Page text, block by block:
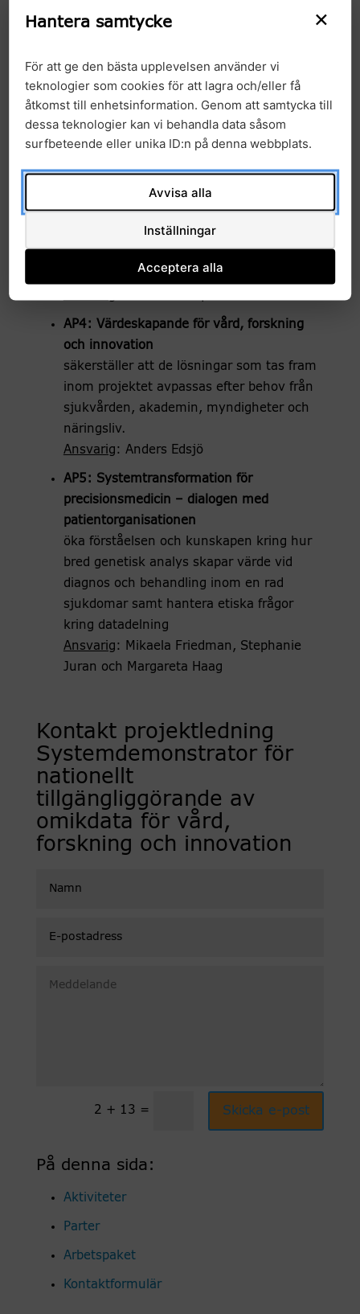
Edsjö, Mirja Carlsson Möller
arkitekturfrågor, tekniska lösningar,
uppskalning av NGP samt lösningar för
molnberäkningar
Ansvarig: Magnus Höckerström och Per
AP3: Applikationer och tjänster inom NGP
utveckla nationella applikationer och
tjänster som möter de behov som
AP4: Värdeskapande för vård, forskning
och innovation
säkerställer att de lösningar som tas fram
inom projektet avpassas efter behov från
sjukvården, akademin, myndigheter och
näringsliv.
Ansvarig : Anders Edsjö
AP5: Systemtransformation för
precisionsmedicin – dialogen med
patientorganisationen
öka förståelsen och kunskapen kring hur
bred genetisk analys skapar värde vid
diagnos och behandling inom en rad
sjukdomar samt hantera etiska frågor
kring datadelning
Ansvarig : Mikaela Friedman, Stephanie
Juran och Margareta Haag
Kontakt projektledning
Systemdemonstrator för
nationellt
tillgängliggörande av
omikdata för vård,
forskning och innovation
postadress
2 + 13 = Skicka e-post
På denna sida:
Aktiviteter
Parter
Arbetspaket
Kontaktformulär
×
Hantera samtycke
För att ge den bästa upplevelsen använder vi
teknologier som cookies för att lagra och/eller få
åtkomst till enhetsinformation. Genom att samtycka till
dessa teknologier kan vi behandla data såsom
surfbeteende eller unika ID:n på denna webbplats.
Avvisa alla
Inställningar
Acceptera alla